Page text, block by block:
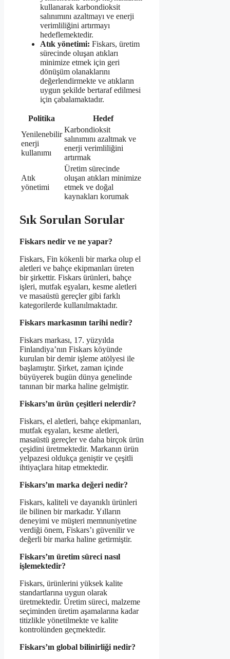
kullanarak karbondioksit
salınımını azaltmayı ve enerji
verimliliğini artırmayı
hedeflemektedir.
Atık yönetimi: Fiskars, üretim
sürecinde oluşan atıkları
minimize etmek için geri
dönüşüm olanaklarını
değerlendirmekte ve atıkların
uygun şekilde bertaraf edilmesi
için çabalamaktadır.
Politika
Hedef
Yenilenebilir
enerji
kullanımı
Karbondioksit
salınımını azaltmak ve
enerji verimliliğini
artırmak
Atık
yönetimi
Üretim sürecinde
oluşan atıkları minimize
etmek ve doğal
kaynakları korumak
Sık Sorulan Sorular
Fiskars nedir ve ne yapar?
Fiskars, Fin kökenli bir marka olup el
aletleri ve bahçe ekipmanları üreten
bir şirkettir. Fiskars ürünleri, bahçe
işleri, mutfak eşyaları, kesme aletleri
ve masaüstü gereçler gibi farklı
kategorilerde kullanılmaktadır.
Fiskars markasının tarihi nedir?
Fiskars markası, 17. yüzyılda
Finlandiya’nın Fiskars köyünde
kurulan bir demir işleme atölyesi ile
başlamıştır. Şirket, zaman içinde
büyüyerek bugün dünya genelinde
tanınan bir marka haline gelmiştir.
Fiskars’ın ürün çeşitleri nelerdir?
Fiskars, el aletleri, bahçe ekipmanları,
mutfak eşyaları, kesme aletleri,
masaüstü gereçler ve daha birçok ürün
çeşidini üretmektedir. Markanın ürün
yelpazesi oldukça geniştir ve çeşitli
ihtiyaçlara hitap etmektedir.
Fiskars’ın marka değeri nedir?
Fiskars, kaliteli ve dayanıklı ürünleri
ile bilinen bir markadır. Yılların
deneyimi ve müşteri memnuniyetine
verdiği önem, Fiskars’ı güvenilir ve
değerli bir marka haline getirmiştir.
Fiskars’ın üretim süreci nasıl
işlemektedir?
Fiskars, ürünlerini yüksek kalite
standartlarına uygun olarak
üretmektedir. Üretim süreci, malzeme
seçiminden üretim aşamalarına kadar
titizlikle yönetilmekte ve kalite
kontrolünden geçmektedir.
Fiskars’ın global bilinirliği nedir?